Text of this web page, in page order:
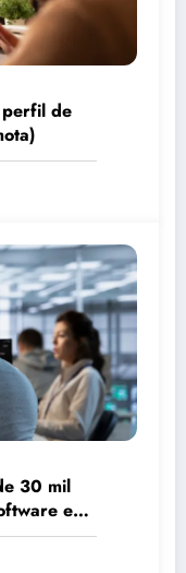
perfil de
30 mil
e
em